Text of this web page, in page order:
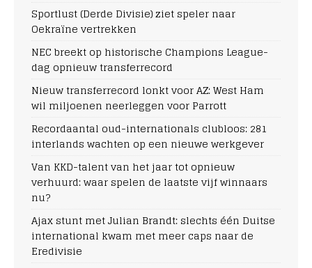
Sportlust (Derde Divisie) ziet speler naar
Oekraïne vertrekken
NEC breekt op historische Champions League-
dag opnieuw transferrecord
Nieuw transferrecord lonkt voor AZ: West Ham
wil miljoenen neerleggen voor Parrott
Recordaantal oud-internationals clubloos: 281
interlands wachten op een nieuwe werkgever
Van KKD-talent van het jaar tot opnieuw
verhuurd: waar spelen de laatste vijf winnaars
nu?
Ajax stunt met Julian Brandt: slechts één Duitse
international kwam met meer caps naar de
Eredivisie